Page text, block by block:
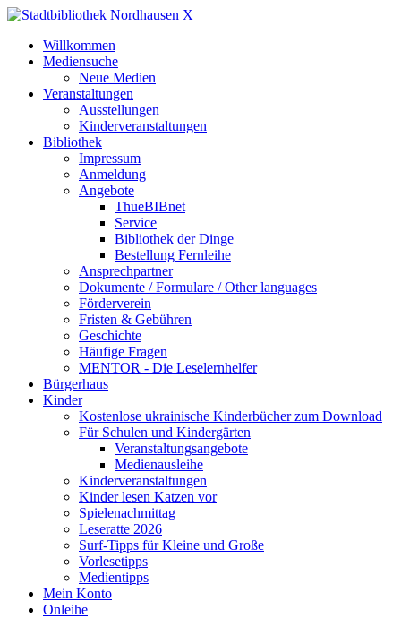
X
Willkommen
Mediensuche
Neue Medien
Veranstaltungen
Ausstellungen
Kinderveranstaltungen
Bibliothek
Impressum
Anmeldung
Angebote
ThueBIBnet
Service
Bibliothek der Dinge
Bestellung Fernleihe
Ansprechpartner
Dokumente / Formulare / Other languages
Förderverein
Fristen & Gebühren
Geschichte
Häufige Fragen
MENTOR - Die Leselernhelfer
Bürgerhaus
Kinder
Kostenlose ukrainische Kinderbücher zum Download
Für Schulen und Kindergärten
Veranstaltungsangebote
Medienausleihe
Kinderveranstaltungen
Kinder lesen Katzen vor
Spielenachmittag
Leseratte 2026
Surf-Tipps für Kleine und Große
Vorlesetipps
Medientipps
Mein Konto
Onleihe